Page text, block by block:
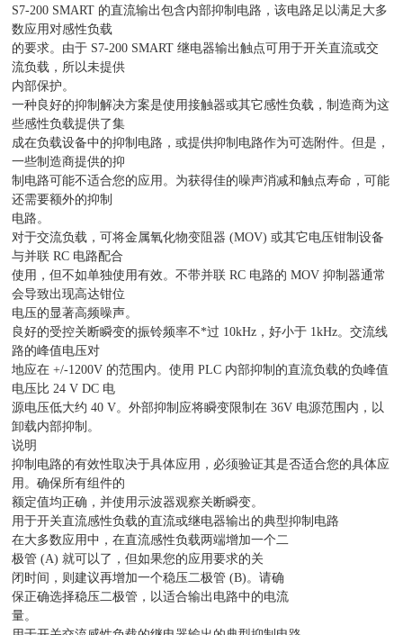
S7-200 SMART 的直流输出包含内部抑制电路，该电路足以满足大多
数应用对感性负载
的要求。由于 S7-200 SMART 继电器输出触点可用于开关直流或交
流负载，所以未提供
内部保护。
一种良好的抑制解决方案是使用接触器或其它感性负载，制造商为这
些感性负载提供了集
成在负载设备中的抑制电路，或提供抑制电路作为可选附件。但是，
一些制造商提供的抑
制电路可能不适合您的应用。为获得佳的噪声消减和触点寿命，可能
还需要额外的抑制
电路。
对于交流负载，可将金属氧化物变阻器 (MOV) 或其它电压钳制设备
与并联 RC 电路配合
使用，但不如单独使用有效。不带并联 RC 电路的 MOV 抑制器通常
会导致出现高达钳位
电压的显著高频噪声。
良好的受控关断瞬变的振铃频率不*过 10kHz，好小于 1kHz。交流线
路的峰值电压对
地应在 +/-1200V 的范围内。使用 PLC 内部抑制的直流负载的负峰值
电压比 24 V DC 电
源电压低大约 40 V。外部抑制应将瞬变限制在 36V 电源范围内，以
卸载内部抑制。
说明
抑制电路的有效性取决于具体应用，必须验证其是否适合您的具体应
用。确保所有组件的
额定值均正确，并使用示波器观察关断瞬变。
用于开关直流感性负载的直流或继电器输出的典型抑制电路
在大多数应用中，在直流感性负载两端增加一个二
极管 (A) 就可以了，但如果您的应用要求的关
闭时间，则建议再增加一个稳压二极管 (B)。请确
保正确选择稳压二极管，以适合输出电路中的电流
量。